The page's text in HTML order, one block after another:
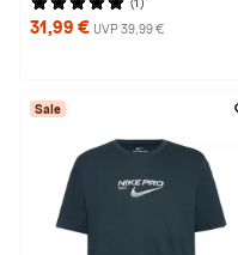
31,99 € UVP 39,99 €
Sale